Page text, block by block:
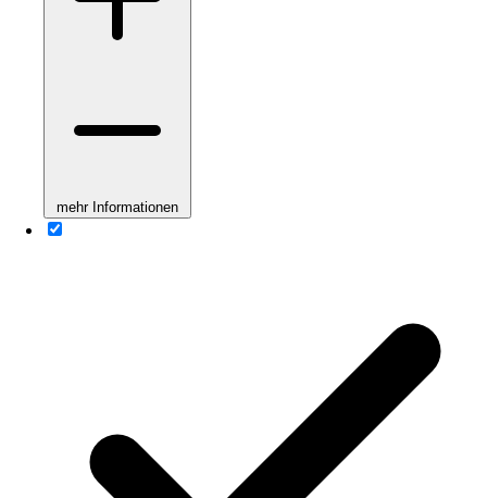
mehr Informationen